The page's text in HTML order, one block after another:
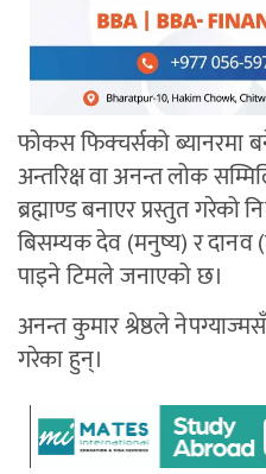
फोकस फिक्चर्सको ब्यानरमा
अन्तरिक्ष वा अनन्त लोक
ब्रह्माण्ड बनाएर प्रस्तुत गरेको
बिसम्यक देव (मनुष्य) र दानव
पाइने टिमले जनाएको छ।
अनन्त कुमार श्रेष्ठले
गरेका हुन्।